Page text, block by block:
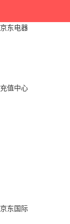
京东电器
充值中心
京东国际